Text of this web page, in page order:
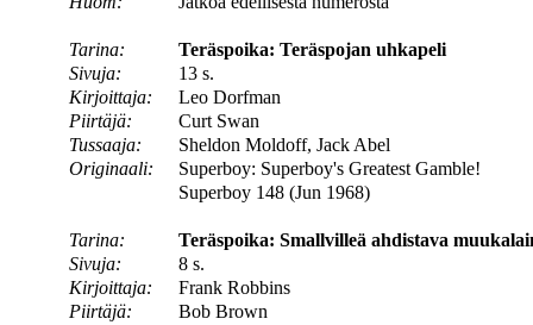
Tarina:
Teräspoika: Teräspojan uhkapeli
Sivuja:
13 s.
Kirjoittaja:
Leo Dorfman
Piirtäjä:
Curt Swan
Tussaaja:
Sheldon Moldoff, Jack Abel
Originaali:
Superboy: Superboy's Greatest Gamble!
Superboy 148 (Jun 1968)
Tarina:
Teräspoika: Smallvilleä ahdistava
Sivuja:
8 s.
Kirjoittaja:
Frank Robbins
Piirtäjä:
Bob Brown